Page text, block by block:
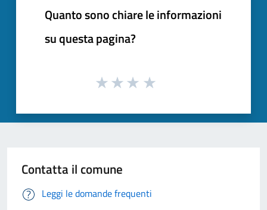
Quanto sono chiare le informazioni
su questa pagina?
Contatta il comune
Leggi le domande frequenti